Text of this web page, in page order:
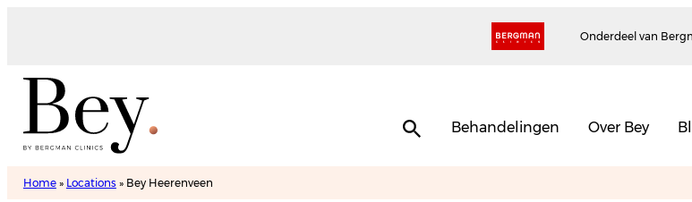
Onderdeel van
Behandelingen Over Bey
Home» Locations » Bey Heerenveen